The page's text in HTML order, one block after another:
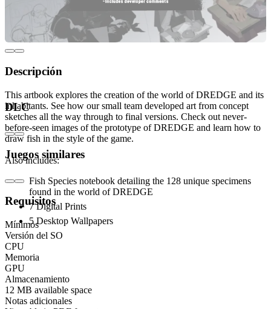
Descripción
This artbook explores the creation of the world of DREDGE and its
inhabitants. See how our small team developed art from concept
sketches all the way through to final versions. Check out never-
before-seen images of the prototype of DREDGE and learn how to
draw fish in the style of the game.
Also includes:
Fish Species notebook detailing the 128 unique specimens
found in the world of DREDGE
7 Digital Prints
5 Desktop Wallpapers
DLC
Juegos similares
Requisitos
Mínimos
Versión del SO
CPU
Memoria
GPU
Almacenamiento
12 MB available space
Notas adicionales